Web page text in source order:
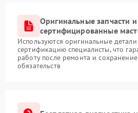
Оригинальные запчасти и
сертифицированные
Используются оригинальные
сертификацию специалисты, что
работу после ремонта и
обязательств